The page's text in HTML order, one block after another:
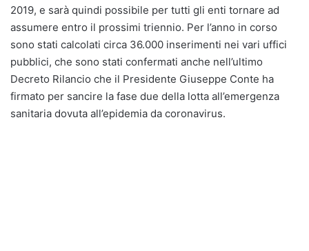
2019, e sarà quindi possibile per tutti gli enti tornare ad
assumere entro il prossimi triennio. Per l’anno in corso
sono stati calcolati circa 36.000 inserimenti nei vari uffici
pubblici, che sono stati confermati anche nell’ultimo
Decreto Rilancio che il Presidente Giuseppe Conte ha
firmato per sancire la fase due della lotta all’emergenza
sanitaria dovuta all’epidemia da coronavirus.